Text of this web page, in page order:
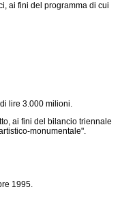
ai fini del programma di cui
lire 3.000 milioni.
ai fini del bilancio triennale
monumentale".
1995.